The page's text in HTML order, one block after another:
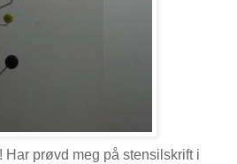
Har prøvd meg på stensilskrift i